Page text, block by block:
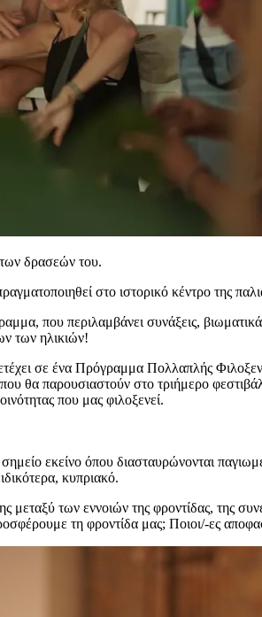
των δρασεών του.
στο ιστορικό κέντρο της
που περιλαμβάνει συνάξεις,
των ηλικιών!
σε ένα Πρόγραμμα Πολλαπλής
θα παρουσιαστούν στο τριήμερο
που μας φιλοξενεί.
εκείνο όπου διασταυρώνονται
κυπριακό.
των εννοιών της φροντίδας, της
τη φροντίδα μας; Ποιοι/-ες